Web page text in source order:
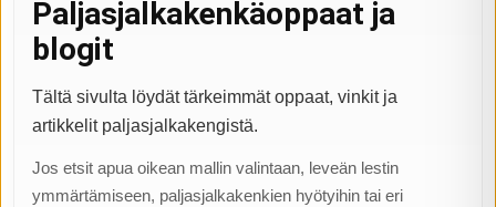
Paljasjalkakenkäoppaat ja
blogit
Tältä sivulta löydät tärkeimmät oppaat, vinkit ja
artikkelit paljasjalkakengistä.
Jos etsit apua oikean mallin valintaan, leveän lestin
ymmärtämiseen, paljasjalkakenkien hyötyihin tai eri